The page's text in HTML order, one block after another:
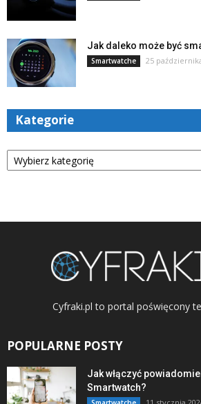
Jak daleko może być
Smartwatche 25
Kategorie
Kategorie
Cyfraki.pl to portal poświęcony
POPULARNE POSTY
Jak włączyć
Smartwatch?